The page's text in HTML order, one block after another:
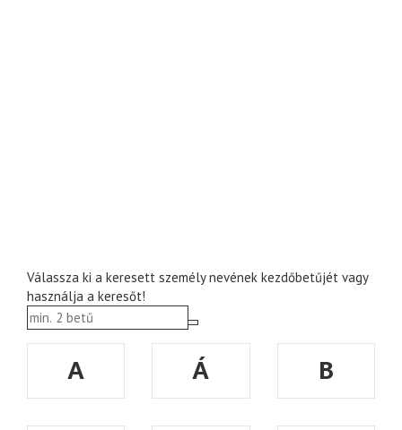
Válassza ki a keresett személy nevének kezdőbetűjét vagy
használja a keresőt!
A Á
B